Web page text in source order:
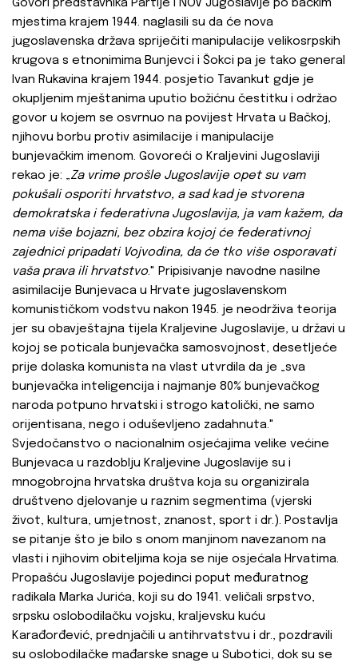
Govori predstavnika Partije i NOV Jugoslavije po bačkim
mjestima krajem 1944. naglasili su da će nova
jugoslavenska država spriječiti manipulacije velikosrpskih
krugova s etnonimima Bunjevci i Šokci pa je tako general
Ivan Rukavina krajem 1944. posjetio Tavankut gdje je
okupljenim mještanima uputio božićnu čestitku i održao
govor u kojem se osvrnuo na povijest Hrvata u Bačkoj,
njihovu borbu protiv asimilacije i manipulacije
bunjevačkim imenom. Govoreći o Kraljevini Jugoslaviji
rekao je: „Za vrime prošle Jugoslavije opet su vam
pokušali osporiti hrvatstvo, a sad kad je stvorena
demokratska i federativna Jugoslavija, ja vam kažem, da
nema više bojazni, bez obzira kojoj će federativnoj
zajednici pripadati Vojvodina, da će tko više osporavati
vaša prava ili hrvatstvo." Pripisivanje navodne nasilne
asimilacije Bunjevaca u Hrvate jugoslavenskom
komunističkom vodstvu nakon 1945. je neodrživa teorija
jer su obavještajna tijela Kraljevine Jugoslavije, u državi u
kojoj se poticala bunjevačka samosvojnost, desetljeće
prije dolaska komunista na vlast utvrdila da je „sva
bunjevačka inteligencija i najmanje 80% bunjevačkog
naroda potpuno hrvatski i strogo katolički, ne samo
orijentisana, nego i oduševljeno zadahnuta."
Svjedočanstvo o nacionalnim osjećajima velike većine
Bunjevaca u razdoblju Kraljevine Jugoslavije su i
mnogobrojna hrvatska društva koja su organizirala
društveno djelovanje u raznim segmentima (vjerski
život, kultura, umjetnost, znanost, sport i dr.). Postavlja
se pitanje što je bilo s onom manjinom navezanom na
vlasti i njihovim obiteljima koja se nije osjećala Hrvatima.
Propašću Jugoslavije pojedinci poput međuratnog
radikala Marka Jurića, koji su do 1941. veličali srpstvo,
srpsku oslobodilačku vojsku, kraljevsku kuću
Karađorđević, prednjačili u antihrvatstvu i dr., pozdravili
su oslobodilačke mađarske snage u Subotici, dok su se